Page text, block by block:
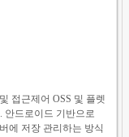
접근제어 OSS 및 플렛
안드로이드 기반으로
에 저장 관리하는 방식